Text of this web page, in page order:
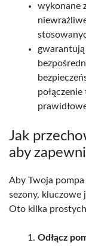
wykonane
Jak
aby
Aby Twoja pompa
sezony, kluczowe
Oto kilka
Odłącz